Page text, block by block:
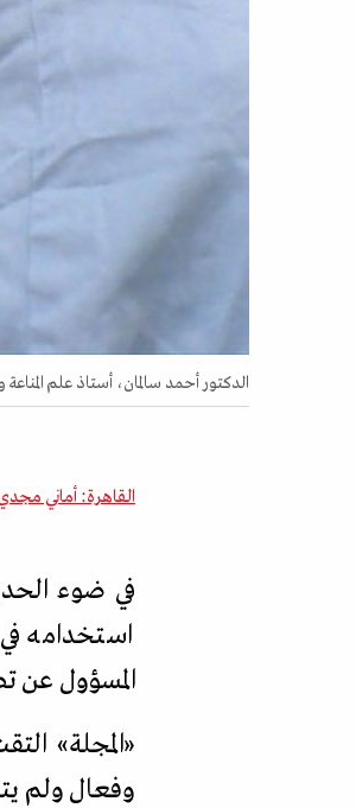
الدكتور أحمد سالمان، أستاذ علم المناعة
القاهرة: أماني
في ضوء
استخدامه
المسؤول عن تصنيع لقاح كوفيد-
«المجلة»
وفعال ولم